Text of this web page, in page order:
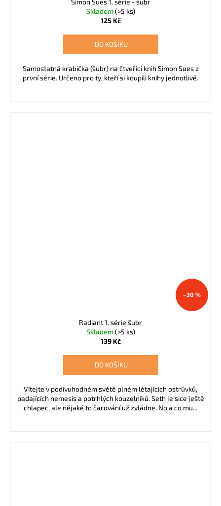
Skladem(>5 ks)
125 Kč
DO KOŠÍKU
Samostatná krabička (šubr) na čtveřici knih Simon Sues z
první série. Určeno pro ty, kteří si koupili knihy jednotlivě.
–30 %
Radiant 1. série šubr
Skladem(>5 ks)
139 Kč
DO KOŠÍKU
Vítejte v podivuhodném světě plném létajících ostrůvků,
padajících nemesis a potrhlých kouzelníků. Seth je sice ještě
chlapec, ale nějaké to čarování už zvládne. No a co mu...